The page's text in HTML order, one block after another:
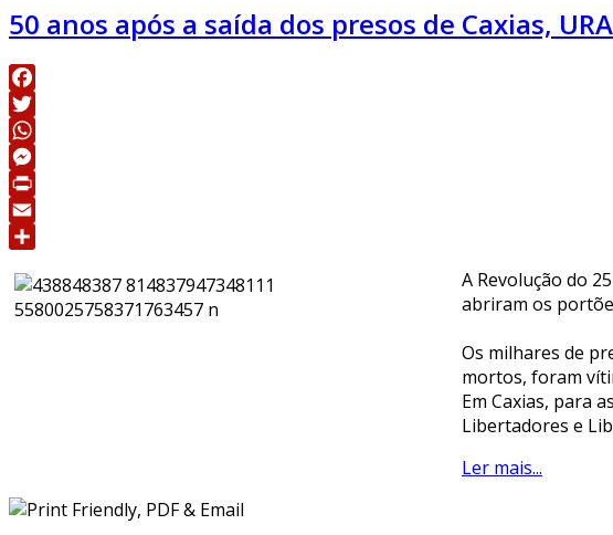
50 anos após a saída dos presos de Caxias,
Facebook
Twitter
WhatsApp
Messenger
Print
Email
A Revolução do
abriram os
Os milhares de
mortos, foram
Em Caxias, para
Libertadores e
Ler mais...